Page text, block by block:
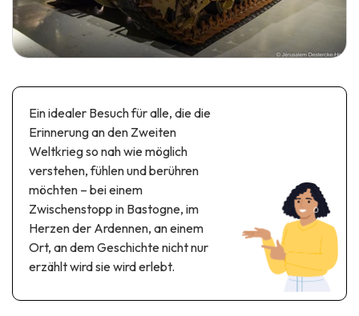
Folklore & Lokale Geschichte
Geschichte
Automobil- & Eisenbahnerbe
Industrie- & Technikerbe
Regionalprodukte
Gedächtnistourismus
Kajaks
Abenteuerparks
Unterhaltungs-& Aqua-Parks
DIESEN SOMMER
GUIDE DOWNLOADEN
Ein idealer Besuch für alle, die die
Erinnerung an den Zweiten
Weltkrieg so nah wie möglich
verstehen, fühlen und berühren
möchten – bei einem
Zwischenstopp in Bastogne, im
Herzen der Ardennen, an einem
Ort, an dem Geschichte nicht nur
erzählt wird sie wird erlebt.